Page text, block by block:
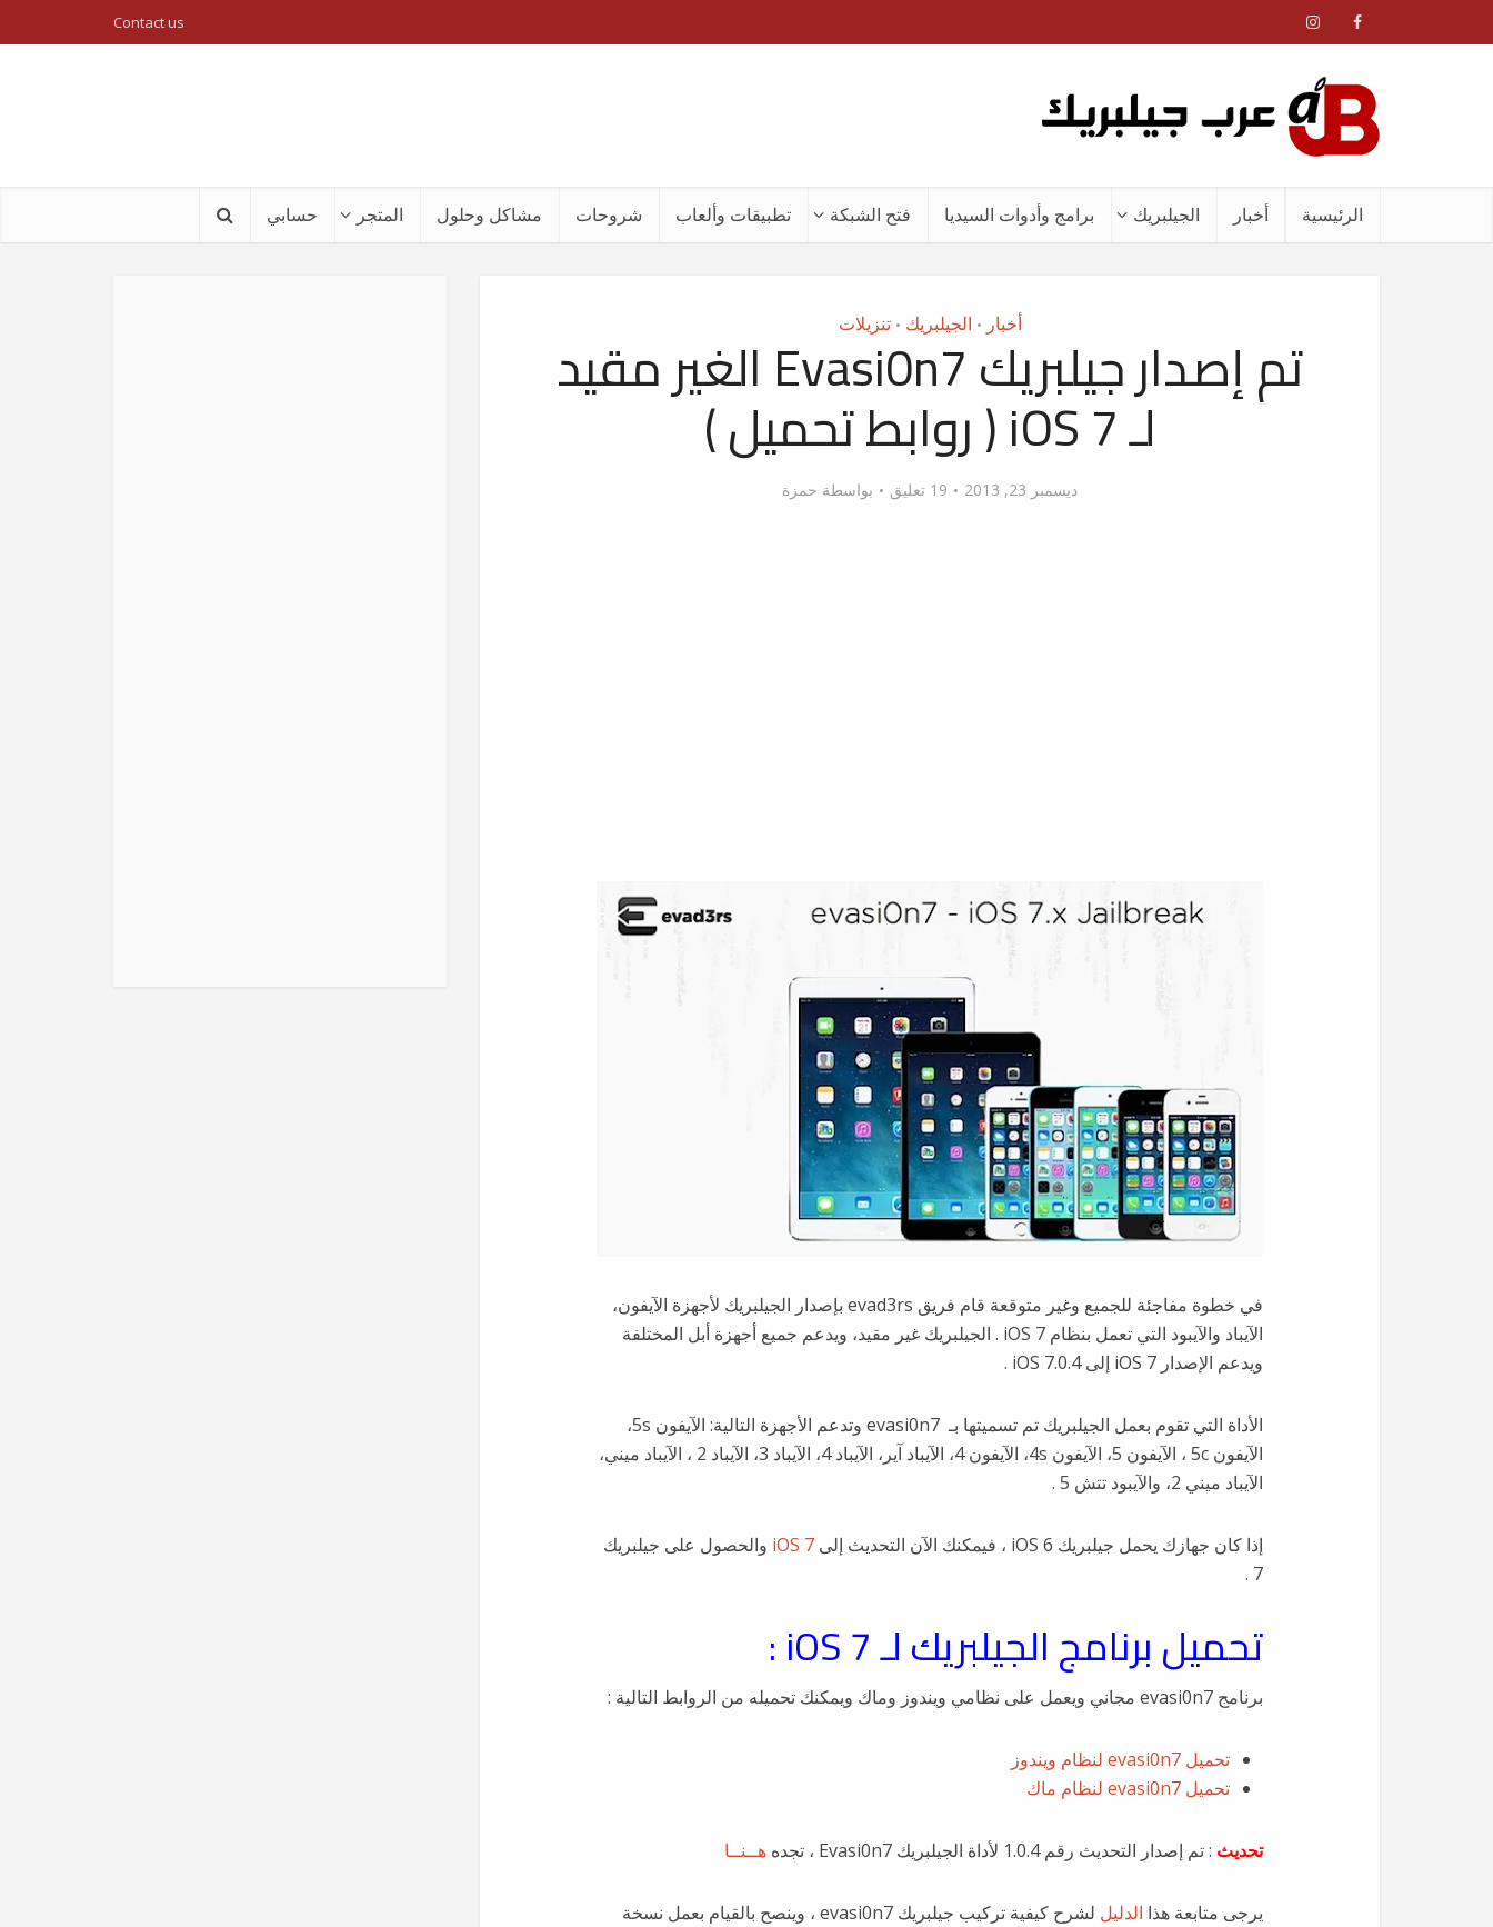
Contact us
الرئيسية أخبار الجيلبريك برامج وأدوات السيديا فتح الشبكة تطبيقات وألعاب شروحات مشاكل وحلول المتجر حسابي
أخبار • الجيلبريك • تنزيلات تم إصدار جيلبريك Evasi0n7 الغير مقيد
لـ iOS 7 ( روابط تحميل )
ديسمبر 23, 2013 19 تعليق بواسطة حمزة
في خطوة مفاجئة للجميع وغير متوقعة قام فريق evad3rs بإصدار الجيلبريك لأجهزة الآيفون،
الآيباد والآيبود التي تعمل بنظام iOS 7 . الجيلبريك غير مقيد، ويدعم جميع أجهزة أبل المختلفة
ويدعم الإصدار iOS 7 إلى iOS 7.0.4 .
الأداة التي تقوم بعمل الجيلبريك تم تسميتها بـ evasi0n7 وتدعم الأجهزة التالية: الآيفون 5s،
الآيفون 5c ، الآيفون 5، الآيفون 4s، الآيفون 4، الآيباد آير، الآيباد 4، الآيباد 3، الآيباد 2 ، الآيباد ميني،
الآيباد ميني 2، والآيبود تتش 5 .
إذا كان جهازك يحمل جيلبريك iOS 6 ، فيمكنك الآن التحديث إلى iOS 7 والحصول على جيلبريك
7 .
تحميل برنامج الجيلبريك لـ iOS 7 :
برنامج evasi0n7 مجاني ويعمل على نظامي ويندوز وماك ويمكنك تحميله من الروابط التالية :
تحميل evasi0n7 لنظام ويندوز
تحميل evasi0n7 لنظام ماك
تحديث : تم إصدار التحديث رقم 1.0.4 لأداة الجيلبريك Evasi0n7 ، تجده هــنــا
يرجى متابعة هذا الدليل
لشرح كيفية تركيب جيلبريك evasi0n7 ، وينصح بالقيام بعمل نسخة